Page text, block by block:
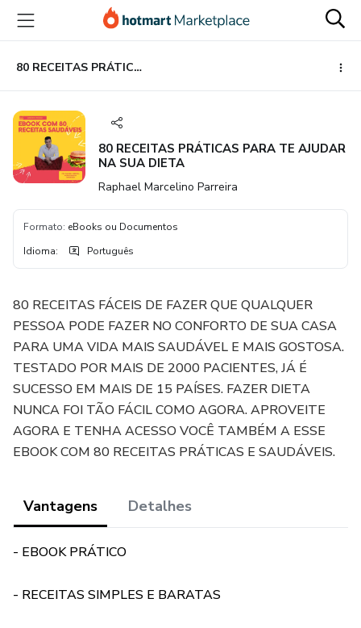
para
conteúdo
principal
para
pagamento
para
rodapé
80 RECEITAS PRÁTICAS PARA TE AJUDAR NA SUA DIETA
80 RECEITAS PRÁTICAS PARA TE AJUDAR
NA SUA DIETA
Raphael Marcelino Parreira
Formato: eBooks ou Documentos
Idioma: Português
80 RECEITAS FÁCEIS DE FAZER QUE QUALQUER
PESSOA PODE FAZER NO CONFORTO DE SUA CASA
PARA UMA VIDA MAIS SAUDÁVEL E MAIS GOSTOSA.
TESTADO POR MAIS DE 2000 PACIENTES, JÁ É
SUCESSO EM MAIS DE 15 PAÍSES. FAZER DIETA
NUNCA FOI TÃO FÁCIL COMO AGORA. APROVEITE
AGORA E TENHA ACESSO VOCÊ TAMBÉM A ESSE
EBOOK COM 80 RECEITAS PRÁTICAS E SAUDÁVEIS.
Vantagens Detalhes
- EBOOK PRÁTICO
- RECEITAS SIMPLES E BARATAS